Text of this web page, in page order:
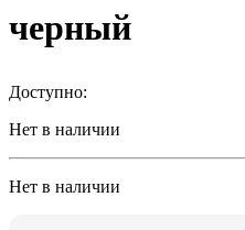
черный
Доступно:
Нет в наличии
Нет в наличии